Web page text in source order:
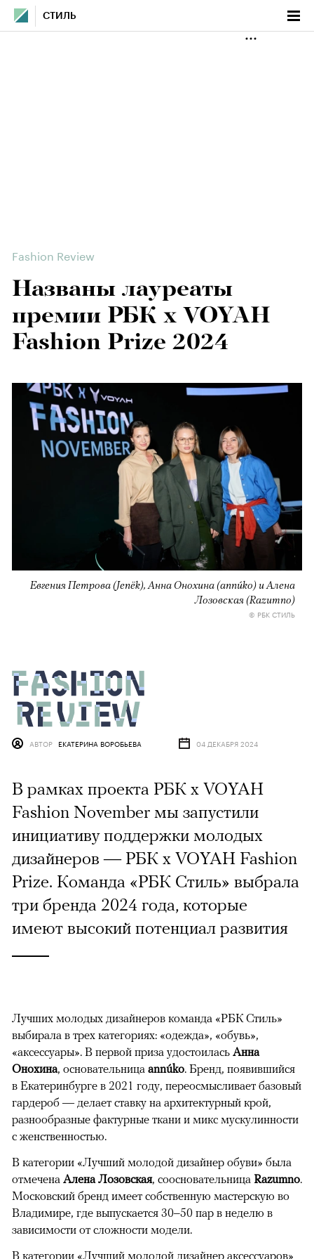
СТИЛЬ
Fashion Review
Названы лауреаты
премии РБК x VOYAH
Fashion Prize 2024
Евгения Петрова (Jenёk), Анна Онохина (annúko) и Алена
Лозовская (Razumno)
© РБК СТИЛЬ
АВТОР ЕКАТЕРИНА ВОРОБЬЕВА 04 ДЕКАБРЯ 2024
В рамках проекта РБК x VOYAH
Fashion November мы запустили
инициативу поддержки молодых
дизайнеров — РБК x VOYAH Fashion
Prize. Команда «РБК Стиль» выбрала
три бренда 2024 года, которые
имеют высокий потенциал развития
Лучших молодых дизайнеров команда «РБК Стиль»
выбирала в трех категориях: «одежда», «обувь»,
«аксессуары». В первой приза удостоилась Анна
Онохина, основательница annúko. Бренд, появившийся
в Екатеринбурге в 2021 году, переосмысливает базовый
гардероб — делает ставку на архитектурный крой,
разнообразные фактурные ткани и микс мускулинности
с женственностью.
В категории «Лучший молодой дизайнер обуви» была
отмечена Алена Лозовская, соосновательница Razumno.
Московский бренд имеет собственную мастерскую во
Владимире, где выпускается 30–50 пар в неделю в
зависимости от сложности модели.
В категории «Лучший молодой дизайнер аксессуаров»